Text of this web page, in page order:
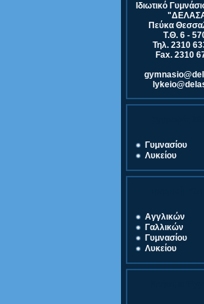
Ιδιωτικό
Πεύκα
Τ.Θ. 6 -
Τηλ. 2310
Fax. 2310
Γυμνασίου
Λυκείου
Αγγλικών
Γαλλικών
Γυμνασίου
Λυκείου